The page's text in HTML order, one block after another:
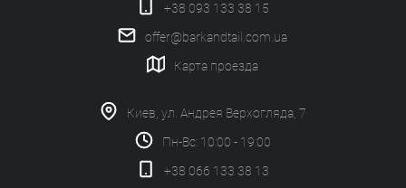
+38 093 133 38 15
offer@barkandtail.com.ua
Карта проезда
Киев, ул. Андрея Верхогляда, 7
Пн-Вс: 10:00 - 19:00
+38 066 133 38 13